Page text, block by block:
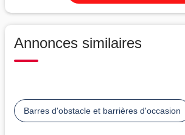
Annonces similaires
Barres d'obstacle et barrières d'occasion